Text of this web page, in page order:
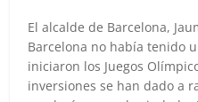
El alcalde de Barcelona,
Barcelona no había tenido
iniciaron los Juegos
inversiones se han dado a